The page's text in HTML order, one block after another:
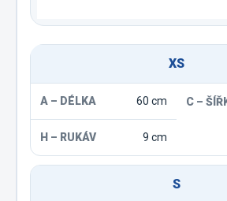
XS
60 cm
9 cm
S